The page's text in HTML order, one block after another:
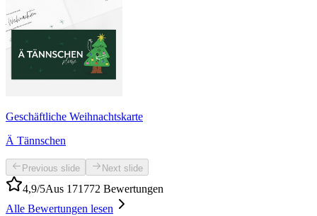
Geschäftliche Weihnachtskarte
Ä Tännschen
Previous slide Next slide
4,9/5Aus 171772 Bewertungen
Alle Bewertungen lesen